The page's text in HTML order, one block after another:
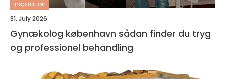
inspiration
31. July 2026
Gynækolog københavn sådan finder du tryg
og professionel behandling